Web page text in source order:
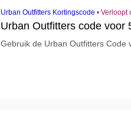
Urban Outfitters Kortingscode • Verloopt
Urban Outfitters code voor
Gebruik de Urban Outfitters Code